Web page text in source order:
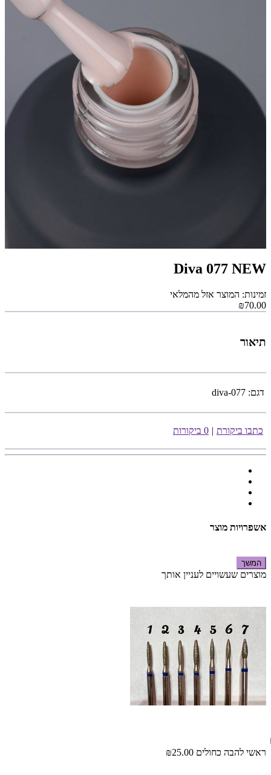
Diva 077 NEW
זמינות: המוצר אזל מהמלאי
₪70.00
תיאור
דגם: diva-077
כתבו ביקורת | 0 ביקורות
אשפרויות מוצר
המשך
מוצרים שעשויים לעניין אותך
ראשי להבה כחולים ₪25.00